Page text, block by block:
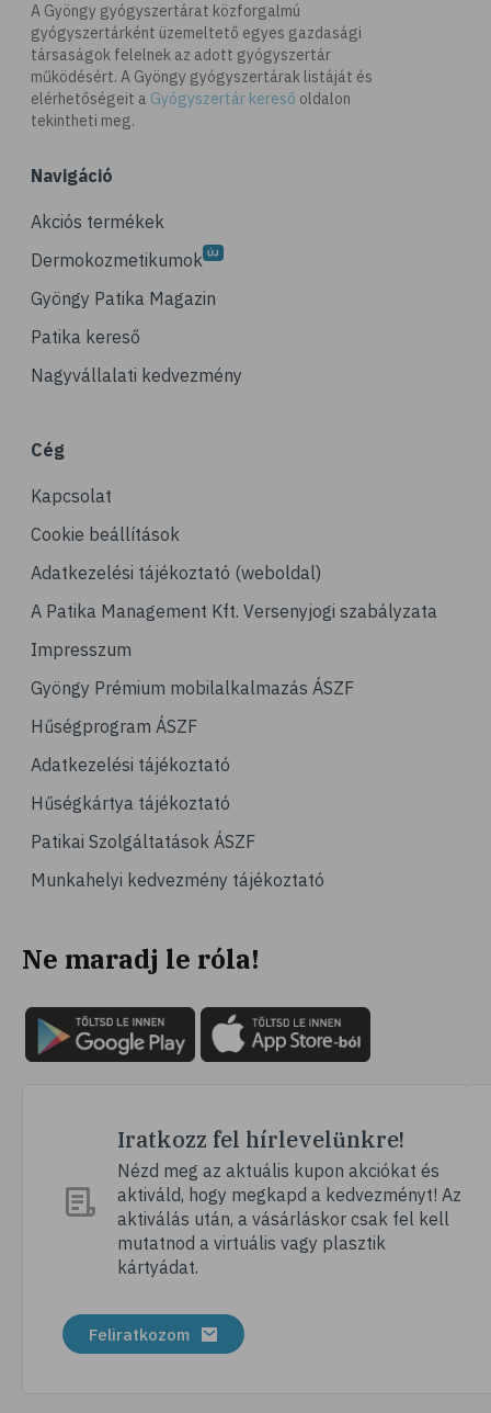
A Gyöngy gyógyszertárat közforgalmú
gyógyszertárként üzemeltető egyes gazdasági
társaságok felelnek az adott gyógyszertár
működésért. A Gyöngy gyógyszertárak listáját és
elérhetőségeit a Gyógyszertár kereső oldalon
tekintheti meg.
Navigáció
Akciós termékek
Dermokozmetikumok
Gyöngy Patika Magazin
Patika kereső
Nagyvállalati kedvezmény
Cég
Kapcsolat
Cookie beállítások
Adatkezelési tájékoztató (weboldal)
A Patika Management Kft. Versenyjogi szabályzata
Impresszum
Gyöngy Prémium mobilalkalmazás ÁSZF
Hűségprogram ÁSZF
Adatkezelési tájékoztató
Hűségkártya tájékoztató
Patikai Szolgáltatások ÁSZF
Munkahelyi kedvezmény tájékoztató
Ne maradj le róla!
Iratkozz fel hírlevelünkre!
Nézd meg az aktuális kupon akciókat és
aktiváld, hogy megkapd a kedvezményt! Az
aktiválás után, a vásárláskor csak fel kell
mutatnod a virtuális vagy plasztik
kártyádat.
Feliratkozom